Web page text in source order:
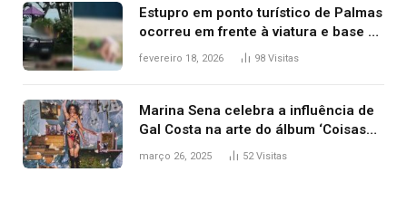
Estupro em ponto turístico de Palmas
ocorreu em frente à viatura e base de
segurança; polícia investiga
fevereiro 18, 2026 98 Visitas
Marina Sena celebra a influência de
Gal Costa na arte do álbum ‘Coisas
naturais’
março 26, 2025 52Visitas